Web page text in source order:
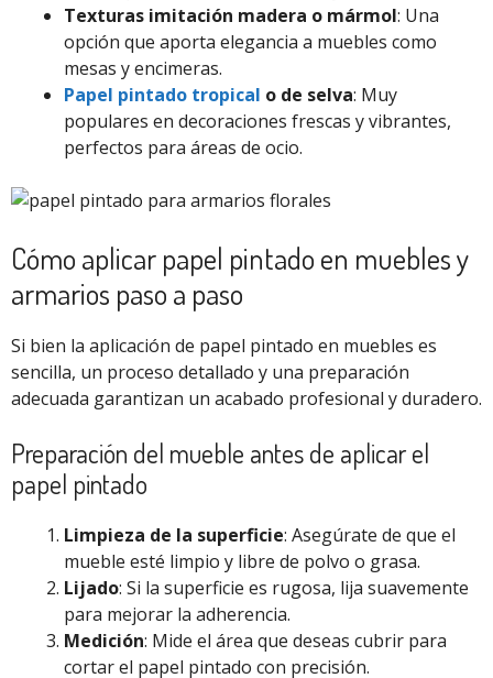
Texturas imitación madera o mármol: Una
opción que aporta elegancia a muebles como
mesas y encimeras.
Papel pintado tropical o de selva: Muy
populares en decoraciones frescas y vibrantes,
perfectos para áreas de ocio.
Cómo aplicar papel pintado en muebles y
armarios paso a paso
Si bien la aplicación de papel pintado en muebles es
sencilla, un proceso detallado y una preparación
adecuada garantizan un acabado profesional y duradero.
Preparación del mueble antes de aplicar el
papel pintado
Limpieza de la superficie: Asegúrate de que el
mueble esté limpio y libre de polvo o grasa.
Lijado: Si la superficie es rugosa, lija suavemente
para mejorar la adherencia.
Medición: Mide el área que deseas cubrir para
cortar el papel pintado con precisión.